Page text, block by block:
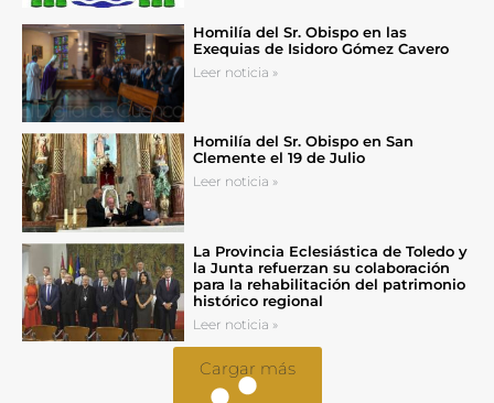
Homilía del Sr. Obispo en las
Exequias de Isidoro Gómez Cavero
Leer noticia »
Homilía del Sr. Obispo en San
Clemente el 19 de Julio
Leer noticia »
La Provincia Eclesiástica de Toledo y
la Junta refuerzan su colaboración
para la rehabilitación del patrimonio
histórico regional
Leer noticia »
Cargar más